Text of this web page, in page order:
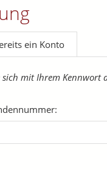
ein Konto
mit Ihrem Kennwort